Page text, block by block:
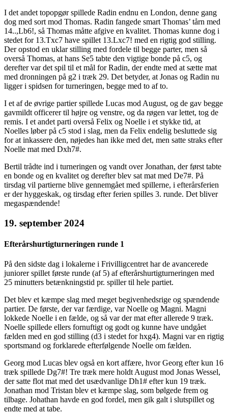
I det andet topopgør spillede Radin endnu en London, denne gang
dog med sort mod Thomas. Radin fangede smart Thomas’ tårn med
14..,Lb6!, så Thomas måtte afgive en kvalitet. Thomas kunne dog i
stedet for 13.Txc7 have spillet 13.Lxc7! med en rigtig god stilling.
Der opstod en uklar stilling med fordele til begge parter, men så
overså Thomas, at hans Se5 tabte den vigtige bonde på c5, og
derefter var det spil til et mål for Radin, der endte med at sætte mat
med dronningen på g2 i træk 29. Det betyder, at Jonas og Radin nu
ligger i spidsen for turneringen, begge med to af to.
I et af de øvrige partier spillede Lucas mod August, og de gav begge
gavmildt officerer til højre og venstre, og da røgen var lettet, tog de
remis. I et andet parti overså Felix og Noelle i et stykke tid, at
Noelles løber på c5 stod i slag, men da Felix endelig besluttede sig
for at inkassere den, nøjedes han ikke med det, men satte straks efter
Noelle mat med Dxh7#.
Bertil trådte ind i turneringen og vandt over Jonathan, der først tabte
en bonde og en kvalitet og derefter blev sat mat med De7#. På
tirsdag vil partierne blive gennemgået med spillerne, i efterårsferien
er der hyggeskak, og tirsdag efter ferien spilles 3. runde. Det bliver
megaspændende!
19. september 2024
Efterårshurtigturneringen runde 1
På den sidste dag i lokalerne i Frivilligcentret har de avancerede
juniorer spillet første runde (af 5) af efterårshurtigturneringen med
25 minutters betænkningstid pr. spiller til hele partiet.
Det blev et kæmpe slag med meget begivenhedsrige og spændende
partier. De første, der var færdige, var Noelle og Magni. Magni
lokkede Noelle i en fælde, og så var der mat efter allerede 9 træk.
Noelle spillede ellers fornuftigt og godt og kunne have undgået
fælden med en god stilling (d3 i stedet for hxg4). Magni var en rigtig
sportsmand og forklarede efterfølgende Noelle om fælden.
Georg mod Lucas blev også en kort affære, hvor Georg efter kun 16
træk spillede Dg7#! Tre træk mere holdt August mod Jonas Wessel,
der satte flot mat med det usædvanlige Dh1# efter kun 19 træk.
Jonathan mod Tristan blev et kæmpe slag, som bølgede frem og
tilbage. Johathan havde en god fordel, men gik galt i slutspillet og
endte med at tabe.